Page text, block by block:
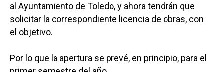
al Ayuntamiento de Toledo, y ahora tendrán que
solicitar la correspondiente licencia de obras, con
el objetivo.
Por lo que la apertura se prevé, en principio, para el